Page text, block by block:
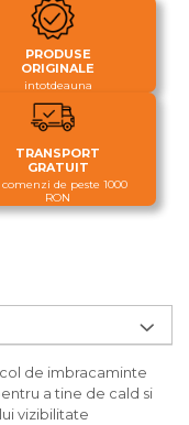
PRODUSE
ORIGINALE
intotdeauna
TRANSPORT
GRATUIT
comenzi de peste 1000
RON
de imbracaminte
a tine de cald si
vizibilitate